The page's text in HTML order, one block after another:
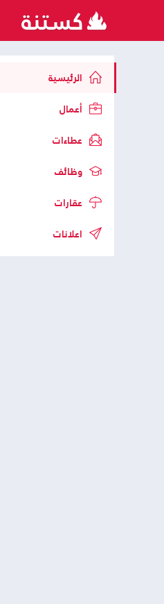
الرئيسية
أعمال
عطاءات
وظائف
عقارات
اعلانات